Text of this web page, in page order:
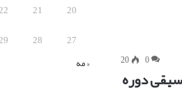
0
20
دوره
20
21
27
28
« مه